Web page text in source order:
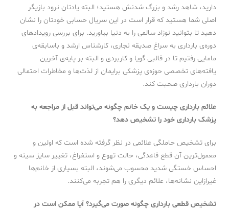
دارید، شاهد رشد و بزرگ شدنش هستید؛ البته یادتان نرود بازیگر
اصلی شما هستید که قرار است در این سریال حسابی خودتان را نشان
دهید تا بتوانید نوزاد سالمی را به دنیا بیاورید. برای بررسی رویدادهای
دوره‌ی بارداری به سراغ صدیقه نجاری، کارشناس ارشد و باسابقه‌ی
مامایی رفتیم تا در قالبی گویا و کاربردی و البته بر پایه‌ی آخرین
یافته‌های تخصصی حوزه‌ی پزشکی برایمان از لذت‌ها و مخاطرات احتمالی
دوران بارداری صحبت کند.
علائم بارداری چیست و یک خانم چگونه می‌تواند قبل از مراجعه به
پزشک بارداری خود را تشخیص دهد؟
برای تشخیص حاملگی علائمی در نظر گرفته ‌شده است که اولین و
معمول‌ترین آن قطع قاعدگی، حالت تهوع و استفراغ، تغییر سایز سینه و
احساس خستگی شدید محسوب می‌شوند، البته بسیاری از خانم‌ها
غیرازاین نشانه‌ها، علائم دیگری را هم تجربه می‌کنند.
تشخیص قطعی بارداری چگونه صورت می‌گیرد؟ آیا ممکن است در